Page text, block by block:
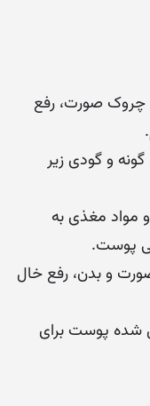
صورت، رفع
و گودی زیر
و مواد مغذی به
پوست.
و بدن، رفع خال
شده پوست برای